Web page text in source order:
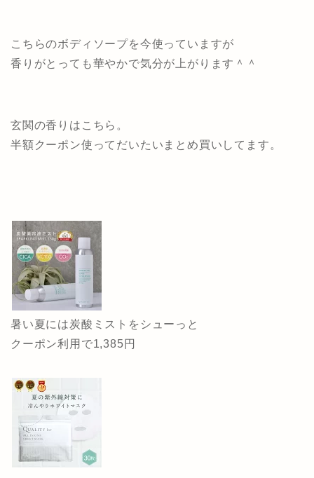
こちらのボディソープを今使っていますが
香りがとっても華やかで気分が上がります＾＾
玄関の香りはこちら。
半額クーポン使ってだいたいまとめ買いしてます。
暑い夏には炭酸ミストをシューっと
クーポン利用で1,385円